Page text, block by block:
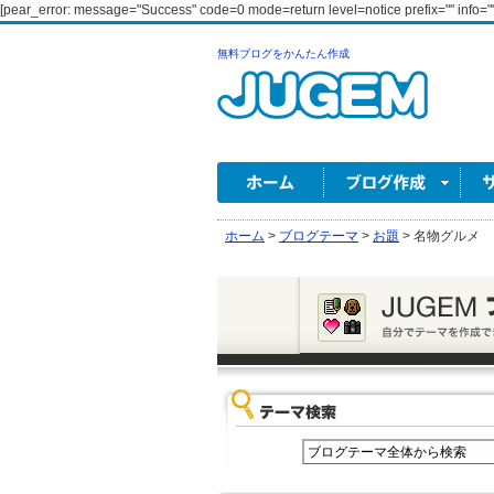
[pear_error: message="Success" code=0 mode=return level=notice prefix=""
無料ブログをかんたん作成
ホーム > ブログテーマ > お題 > 名物グルメ